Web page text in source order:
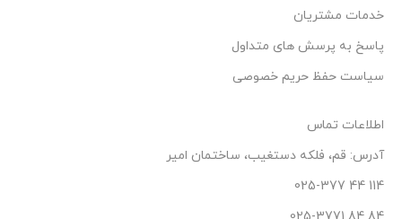
خدمات مشتریان
پاسخ به پرسش های متداول
سیاست حفظ حریم خصوصی
اطلاعات تماس
آدرس: قم، فلکه دستغیب، ساختمان امیر
114 44 025-377